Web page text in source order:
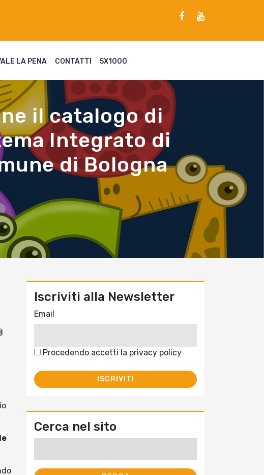
LA PENA CONTATTI 5X1000
il catalogo di
Integrato di
di Bologna
Iscriviti alla Newsletter
Email
Procedendo accetti la privacy policy
Cerca nel sito